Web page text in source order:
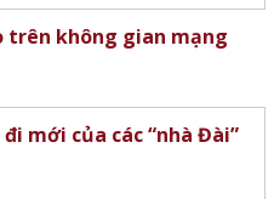
trên không gian mạng
mới của các “nhà Đài”